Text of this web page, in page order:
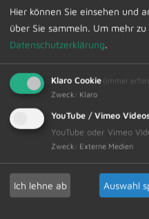
CarSharing in
Ihre Meinung ist
Wie soll es mit dem
Dietmannsried
Machen Sie mit und
Rückmeldung!
Hier können Sie einsehen und
über Sie sammeln. Um mehr
Datenschutzerklärung.
Klaro Cookie (immer
Zweck : Klaro
YouTube / Vimeo
YouTube oder Vimeo
Zweck : Externe Medien
Ich lehne ab Auswahl